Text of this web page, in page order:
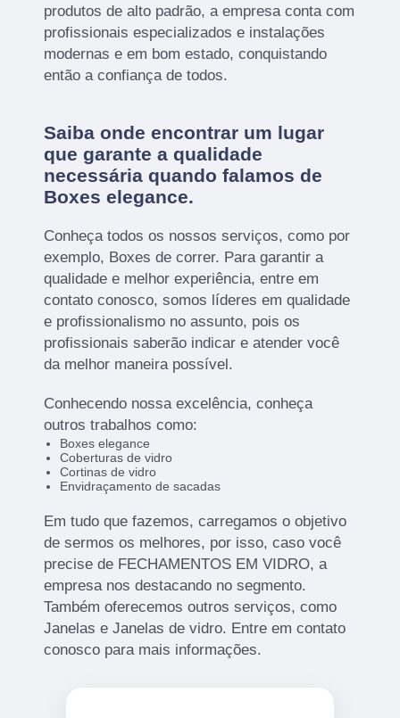
produtos de alto padrão, a empresa conta com
profissionais especializados e instalações
modernas e em bom estado, conquistando
então a confiança de todos.
Saiba onde encontrar um lugar
que garante a qualidade
necessária quando falamos de
Boxes elegance.
Conheça todos os nossos serviços, como por
exemplo, Boxes de correr. Para garantir a
qualidade e melhor experiência, entre em
contato conosco, somos líderes em qualidade
e profissionalismo no assunto, pois os
profissionais saberão indicar e atender você
da melhor maneira possível.
Conhecendo nossa excelência, conheça
outros trabalhos como:
Boxes elegance
Coberturas de vidro
Cortinas de vidro
Envidraçamento de sacadas
Em tudo que fazemos, carregamos o objetivo
de sermos os melhores, por isso, caso você
precise de FECHAMENTOS EM VIDRO, a
empresa nos destacando no segmento.
Também oferecemos outros serviços, como
Janelas e Janelas de vidro. Entre em contato
conosco para mais informações.